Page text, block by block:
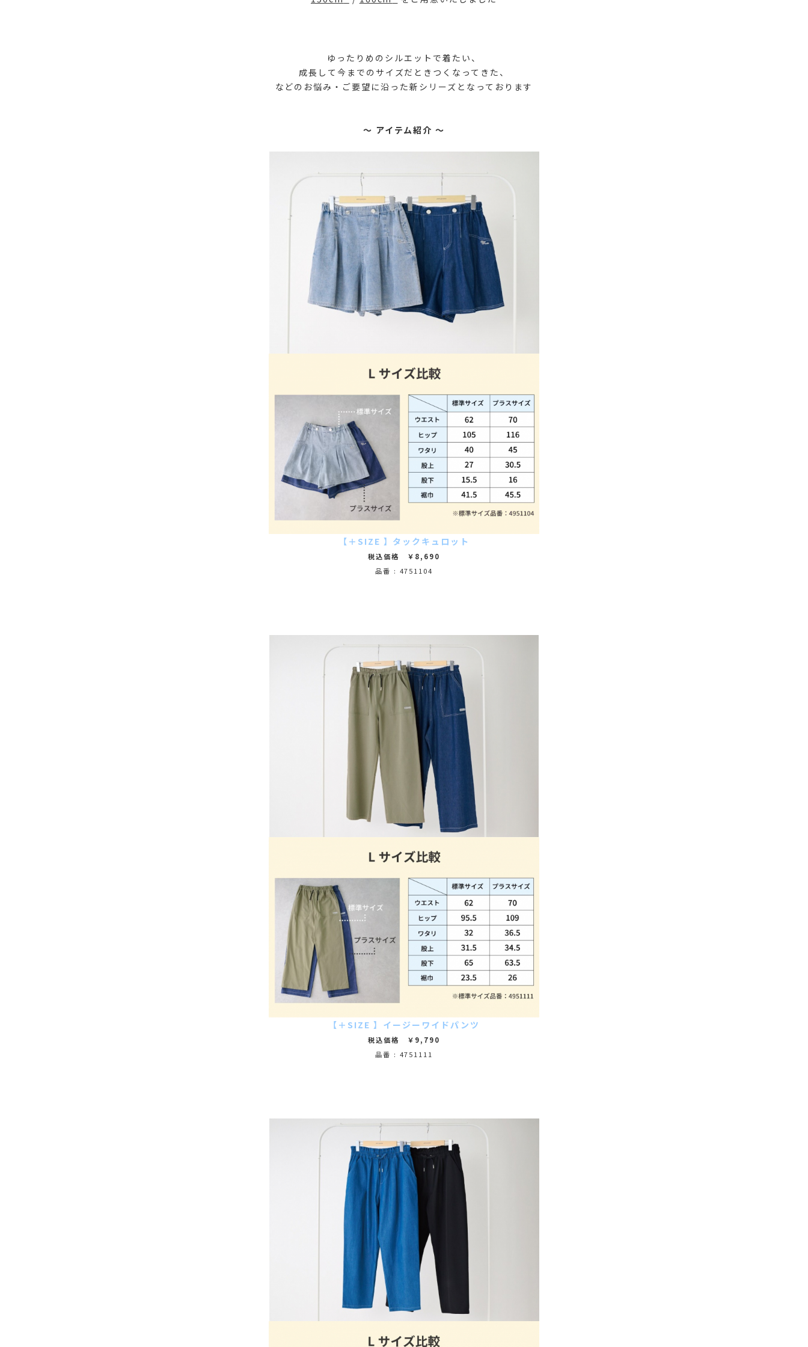
ゆったりめのシルエットで着たい、
成長して今までのサイズだときつくなってきた、
などのお悩み・ご要望に沿った新シリーズとなっております
～ アイテム紹介 ～
【＋SIZE 】タックキュロット
税込価格 ￥8,690
品番 : 4751104
【＋SIZE 】イージーワイドパンツ
税込価格 ￥9,790
品番 : 4751111